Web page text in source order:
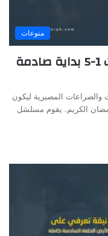
منوعات
ملخص مسلسل مولانا الحلقات 1-5 بداية صادمة
المصيرية ليكون
رمضان الكريم. يقوم مسلسَل